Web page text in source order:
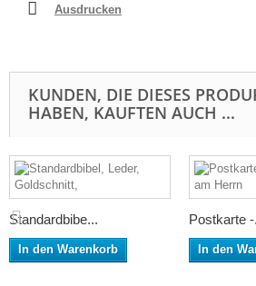
Ausdrucken
KUNDEN, DIE DIESES
HABEN, KAUFTEN AUCH ...
Standardbibe...
In den Warenkorb
Postkarte -
In den